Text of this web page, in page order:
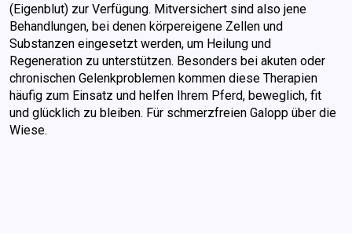
(Eigenblut) zur Verfügung. Mitversichert sind also jene
Behandlungen, bei denen körpereigene Zellen und
Substanzen eingesetzt werden, um Heilung und
Regeneration zu unterstützen. Besonders bei akuten oder
chronischen Gelenkproblemen kommen diese Therapien
häufig zum Einsatz und helfen Ihrem Pferd, beweglich, fit
und glücklich zu bleiben. Für schmerzfreien Galopp über die
Wiese.